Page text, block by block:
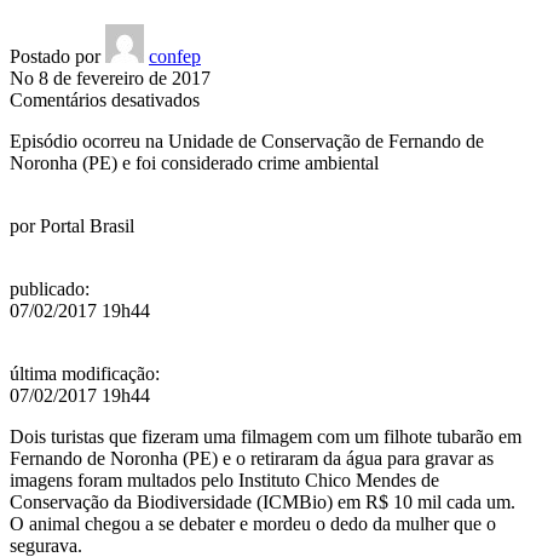
Postado por
confep
No 8 de fevereiro de 2017
Comentários desativadosem
que
tiraram
Episódio ocorreu na Unidade de Conservação de Fernando de
Noronha (PE) e foi considerado crime ambiental
porPortal Brasil
publicado:
07/02/2017 19h44
última modificação:
07/02/2017 19h44
Dois turistas que fizeram uma filmagem com um filhote tubarão em
Fernando de Noronha (PE) e o retiraram da água para gravar as
imagens foram multados pelo Instituto Chico Mendes de
Conservação da Biodiversidade (ICMBio) em R$ 10 mil cada um.
O animal chegou a se debater e mordeu o dedo da mulher que o
segurava.